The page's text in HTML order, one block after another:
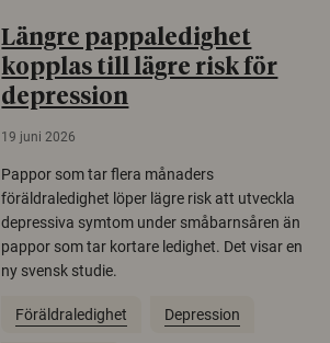
Längre pappaledighet
kopplas till lägre risk för
depression
19 juni 2026
Pappor som tar flera månaders
föräldraledighet löper lägre risk att utveckla
depressiva symtom under småbarnsåren än
pappor som tar kortare ledighet. Det visar en
ny svensk studie.
Föräldraledighet Depression